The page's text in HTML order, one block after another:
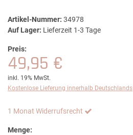
Artikel-Nummer: 34978
Auf Lager: Lieferzeit 1-3 Tage
Preis:
49,95 €
inkl. 19% MwSt.
Kostenlose Lieferung innerhalb Deutschlands
1 Monat Widerrufsrecht
Menge: